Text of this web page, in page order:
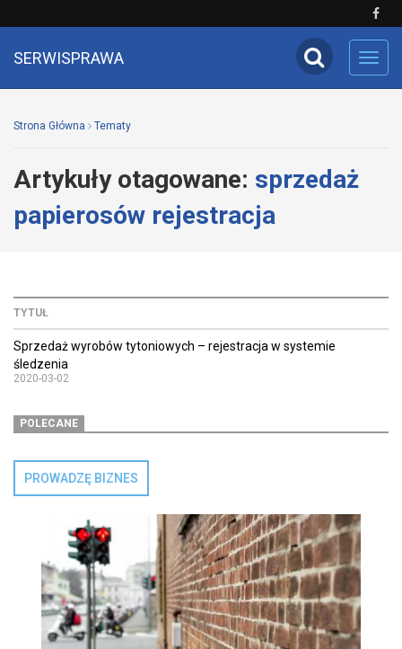
SERWISPRAWA
Strona Główna Tematy
Artykuły otagowane: sprzedaż
papierosów rejestracja
TYTUŁ
Sprzedaż wyrobów tytoniowych – rejestracja w systemie
śledzenia
2020-03-02
POLECANE
PROWADZĘ BIZNES